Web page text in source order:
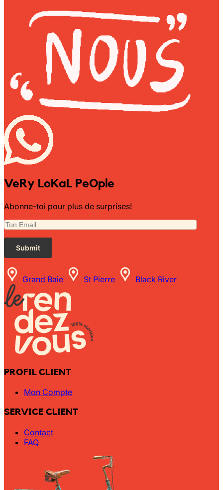
VeRy LoKaL PeOple
Abonne-toi pour plus de surprises!
Grand Baie St Pierre Black River
PROFIL CLIENT
Mon Compte
SERVICE CLIENT
Contact
FAQ